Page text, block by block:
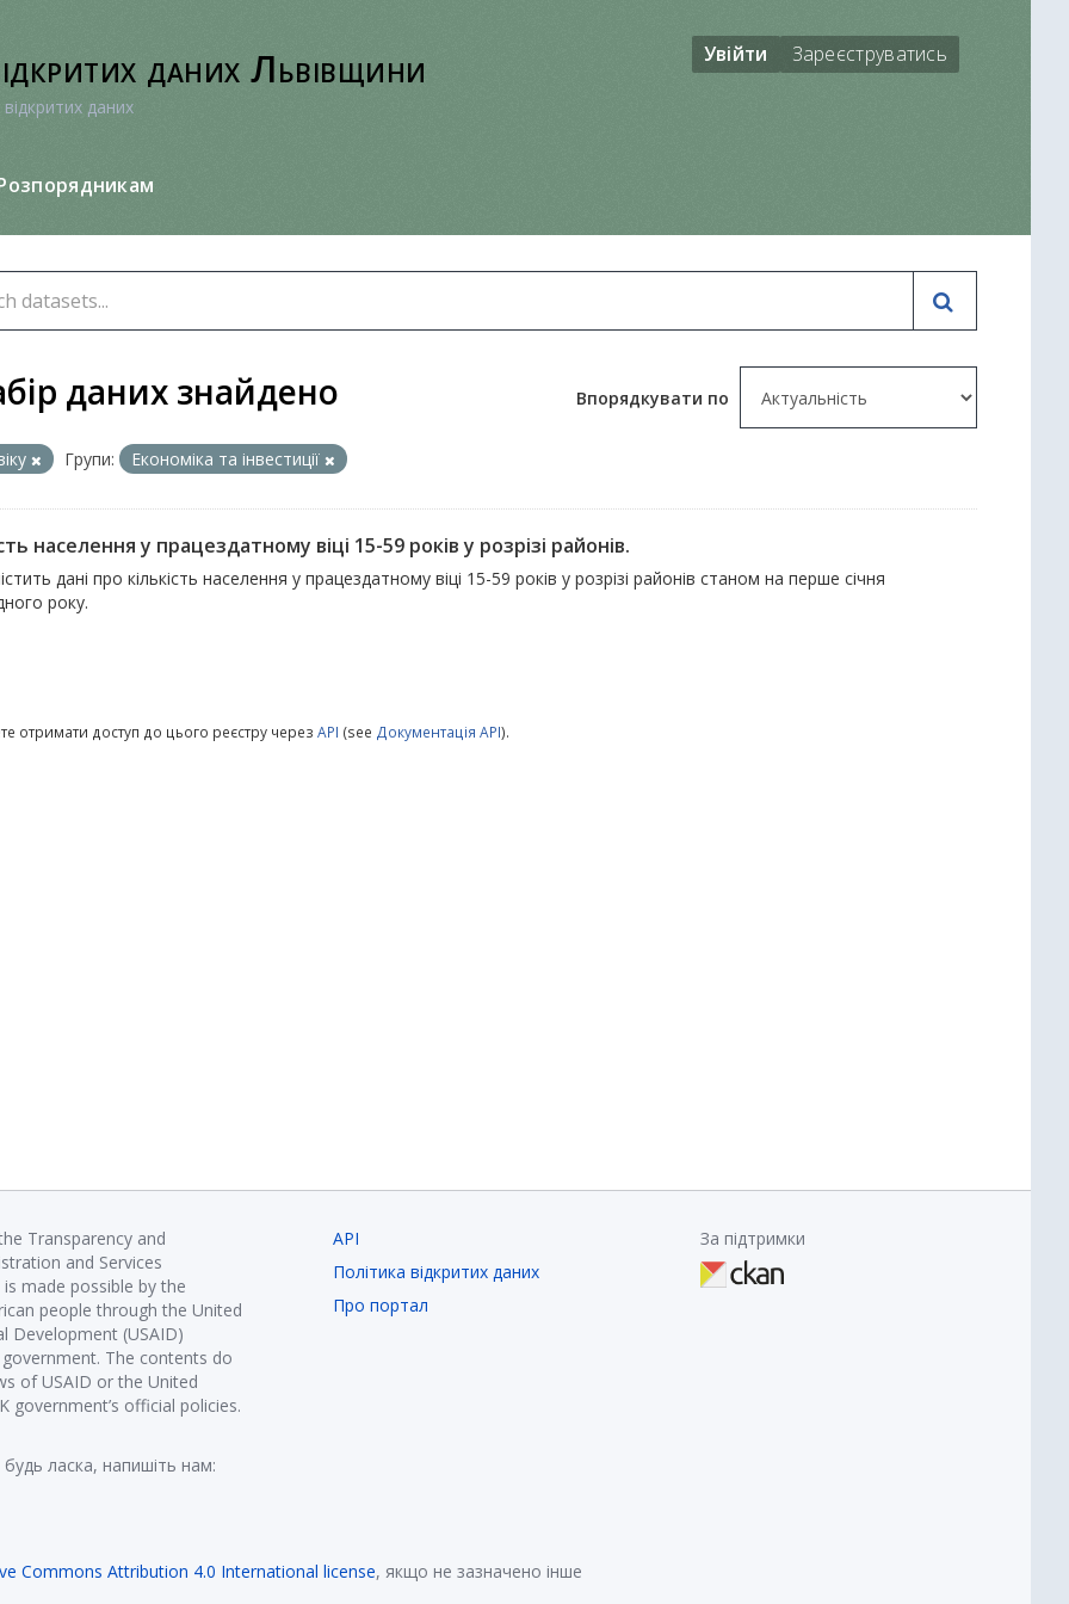
даних Львівщини
даних
Увійти Зареєструватись
Впорядкувати по
даних знайдено
Групи: Економіка та інвестиції
населення у працездатному віці 15-59 років у розрізі районів.
дані про кількість населення у працездатному віці 15-59 років у розрізі районів станом на перше січня
року.
отримати доступ до цього реєстру через API (see Документація API).
Transparency and
and Services
made possible by the
people through the United
Development (USAID)
The contents do
of USAID or the United
government’s official policies.
ласка, напишіть нам:
API
Політика відкритих даних
Про портал
За підтримки
Commons Attribution 4.0 International license, якщо не зазначено інше